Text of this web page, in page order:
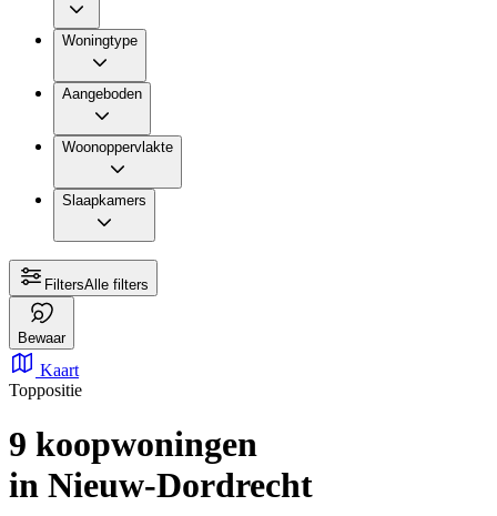
Woningtype
Aangeboden
Woonoppervlakte
Slaapkamers
FiltersAlle filters
Bewaar
Kaart
Toppositie
9 koopwoningen
in Nieuw-Dordrecht